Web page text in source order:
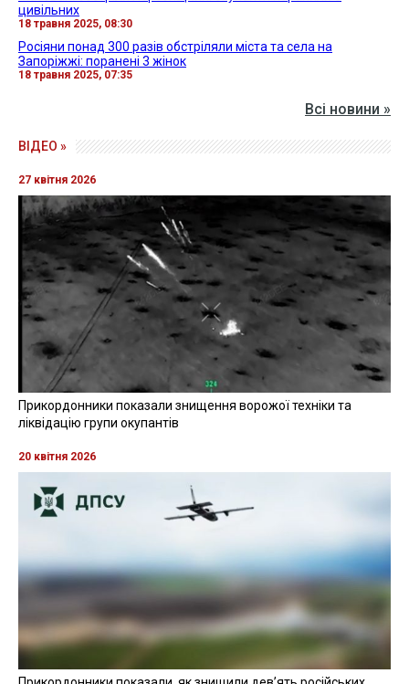
цивільних
18 травня 2025, 08:30
Росіяни понад 300 разів обстріляли міста та села на
Запоріжжі: поранені 3 жінок
18 травня 2025, 07:35
Всі новини »
ВІДЕО »
27 квітня 2026
Прикордонники показали знищення ворожої техніки та
ліквідацію групи окупантів
20 квітня 2026